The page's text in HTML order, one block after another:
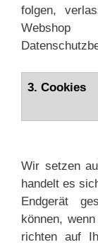
folgen,
3. Cookies
Wir setzen
handelt es
Endgerät
können,
richten auf